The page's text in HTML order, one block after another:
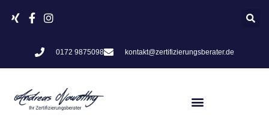
Inhalt
0172 9875098 kontakt@zertifizierungsberater.de